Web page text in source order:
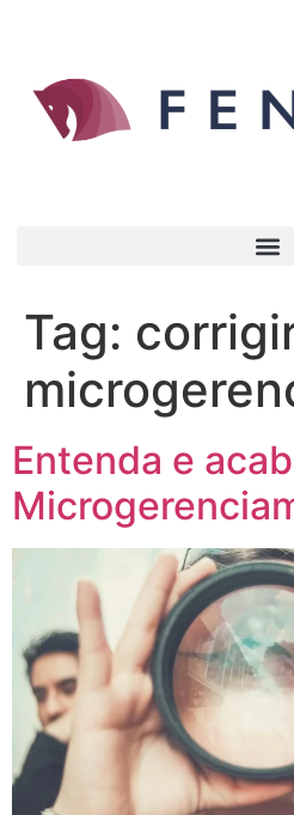
Tag:
Entenda e